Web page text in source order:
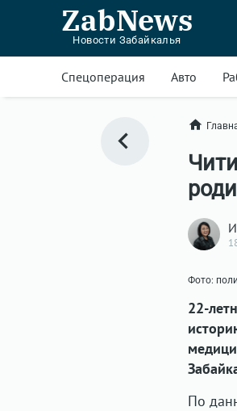
ZabNews
Новости Забайкалья
Спецоперация Авто
Фото:
22-
По